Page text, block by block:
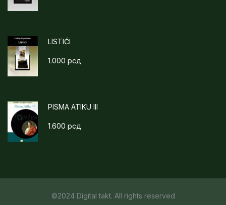
LISTIĆI
1.000 рсд
PISMA ATIKU III
1.600 рсд
©2024 Digital takt. All rights reserved